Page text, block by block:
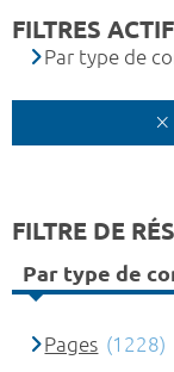
FILTRES
Par type de
FILTRE DE
Par type de
Pages (1228)